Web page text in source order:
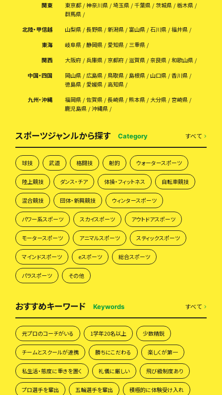
関東
東京都 神奈川県 埼玉県 千葉県 茨城県
栃木県
群馬県
北陸・甲信越
山梨県 長野県 新潟県 富山県 石川県
福井県
東海
岐阜県 静岡県 愛知県
三重県
関西
大阪府 兵庫県 京都府 滋賀県 奈良県
和歌山県
中国・四国
岡山県 広島県 鳥取県 島根県 山口県
香川県
徳島県
愛媛県
高知県
九州・沖縄
福岡県 佐賀県 長崎県 熊本県 大分県
宮崎県
鹿児島県
沖縄県
スポーツジャンルから探す Category すべて
球技 武道 格闘技 射的 ウォータースポーツ
陸上競技 ダンス・チア 体操・フィットネス 自転車競技
混合競技 団体・新興競技 ウィンタースポーツ
パワー系スポーツ スカイスポーツ アウトドアスポーツ
モータースポーツ アニマルスポーツ スティックスポーツ
マインドスポーツ eスポーツ 総合スポーツ
パラスポーツ その他
おすすめキーワード Keywords すべて
元プロのコーチがいる 1学年20名以上 少数精鋭
チームとスクールが連携 勝ちにこだわる 楽しくが第一
私生活・態度に重きを置く 礼儀に厳しい 飛び級制度あり
プロ選手を輩出 五輪選手を輩出 積極的に体験受け入れ